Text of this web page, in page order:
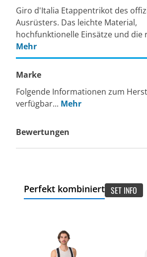
Perfekt kombiniert SET INFO
Giro d'Italia Etappentrikot des
Ausrüsters. Das leichte Material,
hochfunktionelle Einsätze und
Mehr
Marke
Folgende Informationen zum
verfügbar... Mehr
Bewertungen